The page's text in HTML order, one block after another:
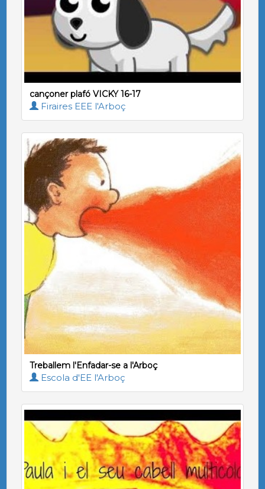
cançoner plafó VICKY 16-17
Firaires EEE l'Arboç
Treballem l'Enfadar-se a l'Arboç
Escola d'EE l'Arboç